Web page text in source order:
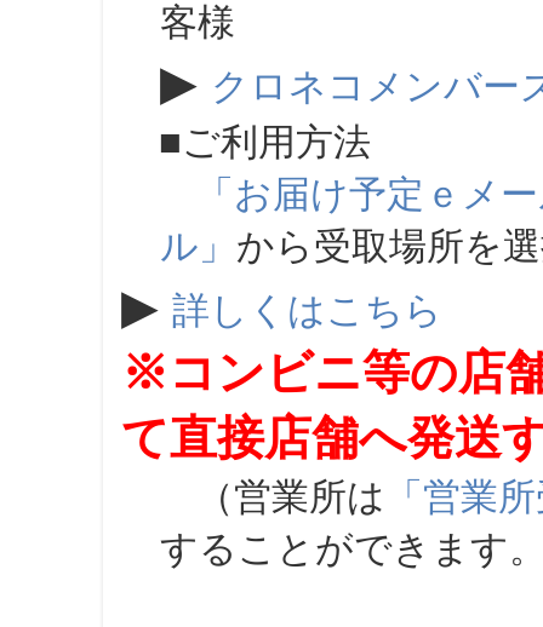
客様
▶ クロネコメンバー
■ご利用方法
「お届け予定ｅメ
ル」 から受取場所を
▶ 詳しくはこちら
※コンビニ等の店
て直接店舗へ発送
（営業所は 「営業
することができます